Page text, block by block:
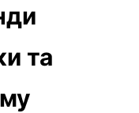
та